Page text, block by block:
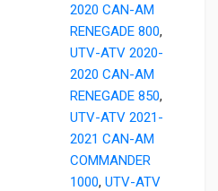
2020 CAN-AM
RENEGADE 800,
UTV-ATV 2020-
2020 CAN-AM
RENEGADE 850,
UTV-ATV 2021-
2021 CAN-AM
COMMANDER
1000, UTV-ATV